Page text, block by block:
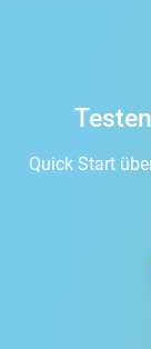
Quick Start